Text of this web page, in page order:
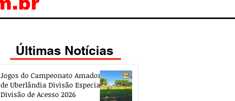
Últimas Notícias
Jogos do Campeonato Amador
de Uberlândia Divisão Especial e
Divisão de Acesso 2026